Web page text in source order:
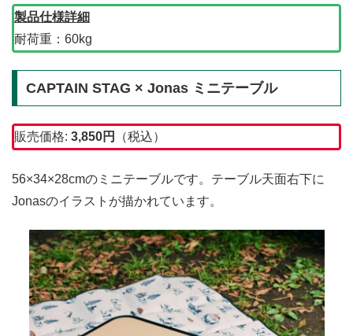
製品仕様詳細
耐荷重：60kg
CAPTAIN STAG × Jonas ミニテーブル
販売価格: 3,850円 （税込）
56×34×28cmのミニテーブルです。テーブル天面右下に
Jonasのイラストが描かれています。